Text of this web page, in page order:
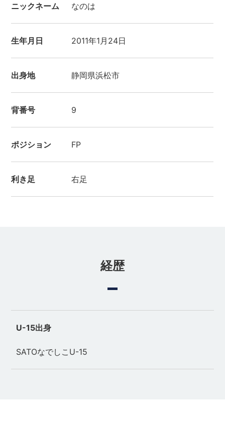
ニックネーム なのは
生年月日 2011年1月24日
出身地 静岡県浜松市
背番号 9
ポジション FP
利き足 右足
経歴
U-15出身
SATOなでしこU-15